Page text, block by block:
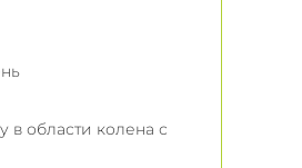
в области колена с